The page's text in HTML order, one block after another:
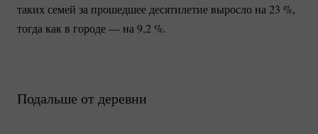
таких семей за прошедшее десятилетие выросло на 23 %,
тогда как в городе — на 9,2 %.
Подальше от деревни